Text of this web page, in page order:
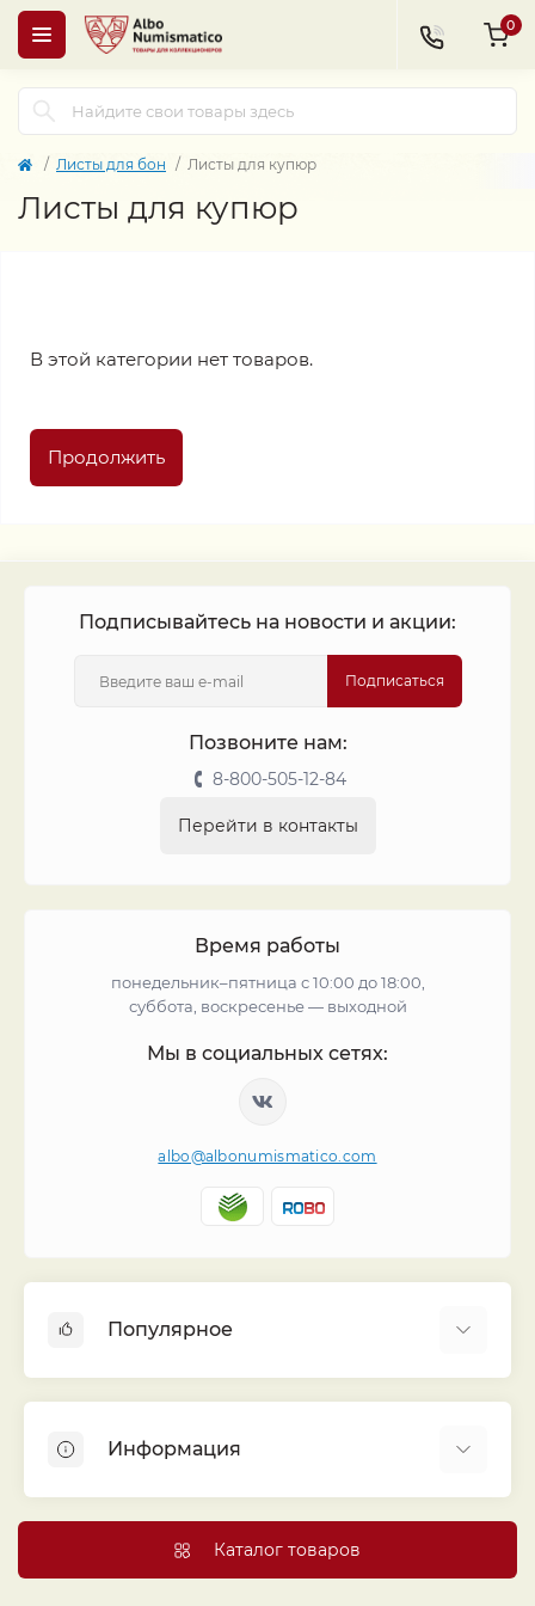
0
Листы для бон Листы для купюр
Листы для купюр
В этой категории нет товаров.
Продолжить
Подписывайтесь на новости и акции:
Подписаться
Позвоните нам:
8-800-505-12-84
Перейти в контакты
Время работы
понедельник–пятница с 10:00 до 18:00,
суббота, воскресенье — выходной
Мы в социальных сетях:
albo@albonumismatico.com
Популярное
Монеты
Банкноты
Листы для монет
Капсулы и холдеры
Информация
Договор публичной оферты
Каталог товаров